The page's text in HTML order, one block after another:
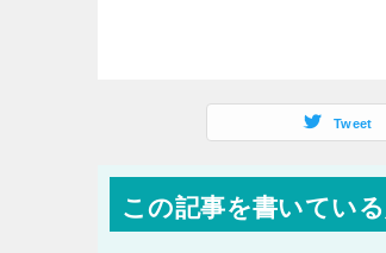
Tweet
この記事を書いている